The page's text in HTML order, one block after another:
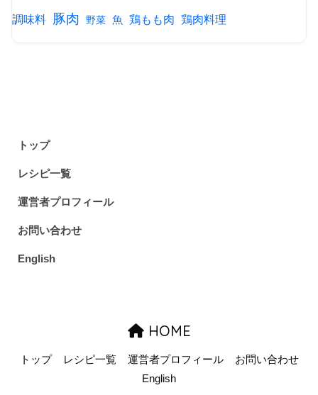
調味料 豚肉 野菜 魚 鶏もも肉 鶏肉料理
トップ
レシピ一覧
運営者プロフィール
お問い合わせ
English
HOME
トップ レシピ一覧 運営者プロフィール
お問い合わせ
English